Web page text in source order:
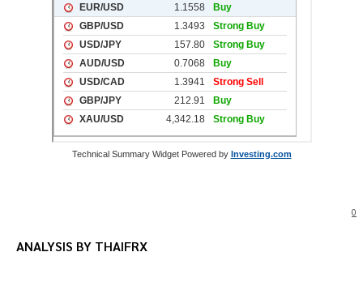
Technical Summary Widget Powered by Investing.com
0
ANALYSIS BY THAIFRX